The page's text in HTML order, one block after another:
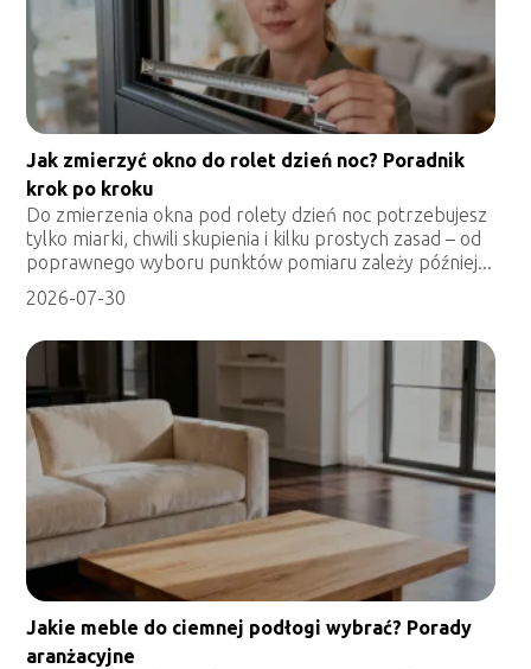
Jak zmierzyć okno do rolet dzień noc? Poradnik
krok po kroku
Do zmierzenia okna pod rolety dzień noc potrzebujesz
tylko miarki, chwili skupienia i kilku prostych zasad – od
poprawnego wyboru punktów pomiaru zależy później...
2026-07-30
Jakie meble do ciemnej podłogi wybrać? Porady
aranżacyjne